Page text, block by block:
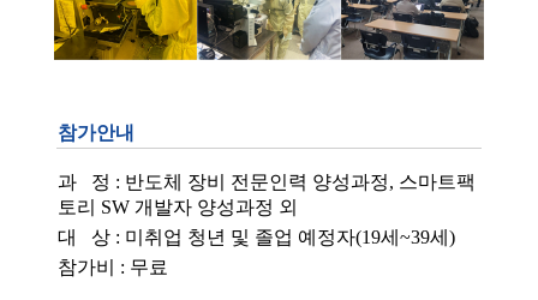
참가안내
과 정 : 반도체 장비 전문인력 양성과정, 스마트팩
토리 SW 개발자 양성과정 외
대 상 : 미취업 청년 및 졸업 예정자(19세~39세)
참가비 : 무료